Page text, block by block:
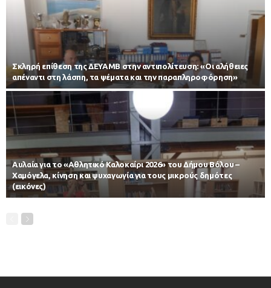
Σκληρή επίθεση της ΔΕΥΑΜΒ στην αντιπολίτευση: «Οι αλήθειες
απέναντι στη λάσπη, τα ψέματα και την παραπληροφόρηση»
Αυλαία για το «Αθλητικό Καλοκαίρι 2026» του Δήμου Βόλου –
Χαμόγελα, κίνηση και ψυχαγωγία για τους μικρούς δημότες
(εικόνες)